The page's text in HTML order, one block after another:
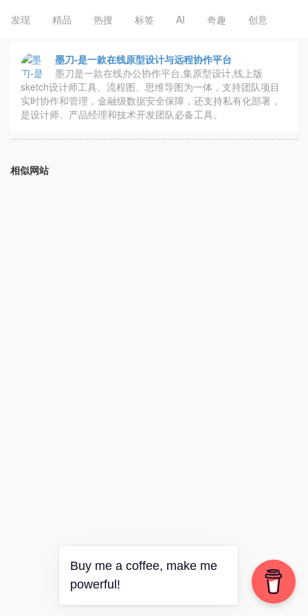
发现 精品 热搜 标签 AI 奇趣 创意
墨刀-是一款在线原型设计与远程协作平台
墨刀是一款在线办公协作平台,集原型设计,线上版
sketch设计师工具、流程图、思维导图为一体，支持团队项目
实时协作和管理，金融级数据安全保障，还支持私有化部署，
是设计师、产品经理和技术开发团队必备工具。
相似网站
Buy me a coffee, make me
powerful!